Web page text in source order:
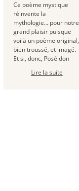
Ce poème mystique
réinvente la
mythologie... pour notre
grand plaisir puisque
voilà un poème original,
bien troussé, et imagé.
Et si, donc, Poséidon
Lire la suite